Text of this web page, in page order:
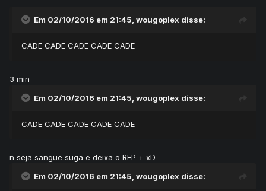
├ Utilitários;
(+)1 a 3 Gen (Completa)
(+)Bike System
(+)Clã System
(+)VIP System 100% Fucional
Entre outras coisas...
Em 02/10/2016 em 21:45, wougoplex disse:
CADE CADE CADE CADE CADE
3 min
Em 02/10/2016 em 21:45, wougoplex disse:
CADE CADE CADE CADE CADE
n seja sangue suga e deixa o REP + xD
Em 02/10/2016 em 21:45, wougoplex disse: